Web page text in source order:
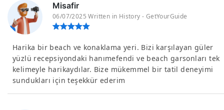
Misafir
06/07/2025 Written in History - GetYourGuide
Harika bir beach ve konaklama yeri. Bizi karşılayan güler
yüzlü recepsiyondaki hanımefendi ve beach garsonları tek
kelimeyle harikaydılar. Bize mükemmel bir tatil deneyimi
sundukları için teşekkür ederim